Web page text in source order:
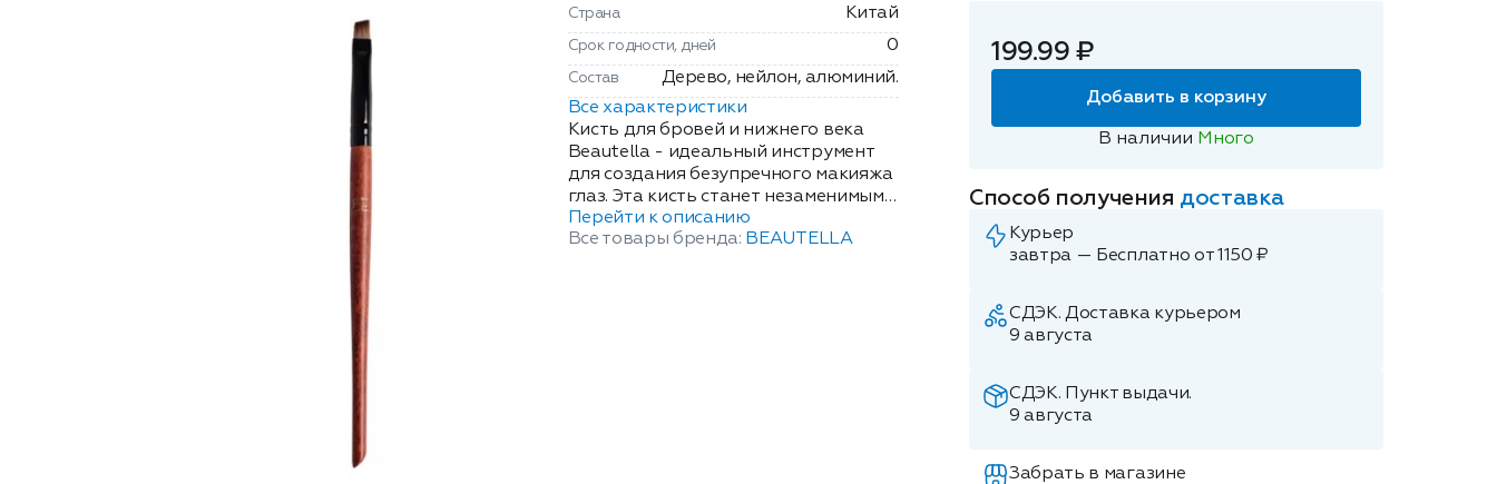
Страна Китай
Срок годности, дней 0
Состав
Дерево, нейлон, алюминий.
Все характеристики
Кисть для бровей и нижнего века
Beautella - идеальный инструмент
для создания безупречного макияжа
глаз. Эта кисть станет незаменимым
помощником в Вашей косметичке,
обеспечивая точное нанесение и
Перейти к описанию
Все товары бренда: BEAUTELLA
199.99 ₽
Добавить в корзину
В наличии Много
Способ получения доставка
Курьер
завтра — Бесплатно от 1150 ₽
СДЭК. Доставка курьером
9 августа
СДЭК. Пункт выдачи.
9 августа
Забрать в магазине